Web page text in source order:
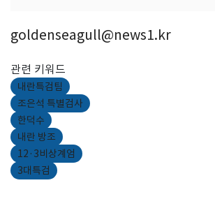
goldenseagull@news1.kr
관련 키워드
내란특검팀
조은석 특별검사
한덕수
내란 방조
12·3비상계엄
3대특검